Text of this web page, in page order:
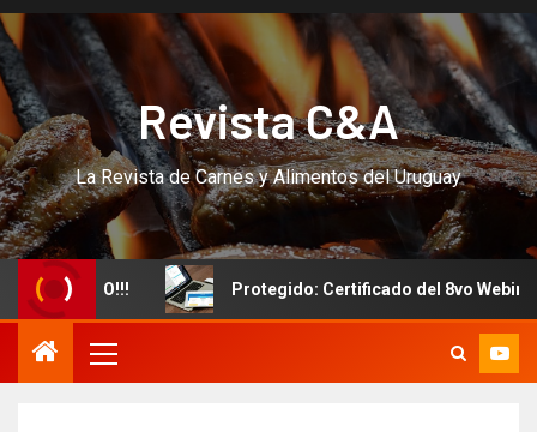
Revista C&A
La Revista de Carnes y Alimentos del Uruguay
CURSO!!! Protegido: Certificado del 8vo Webinar